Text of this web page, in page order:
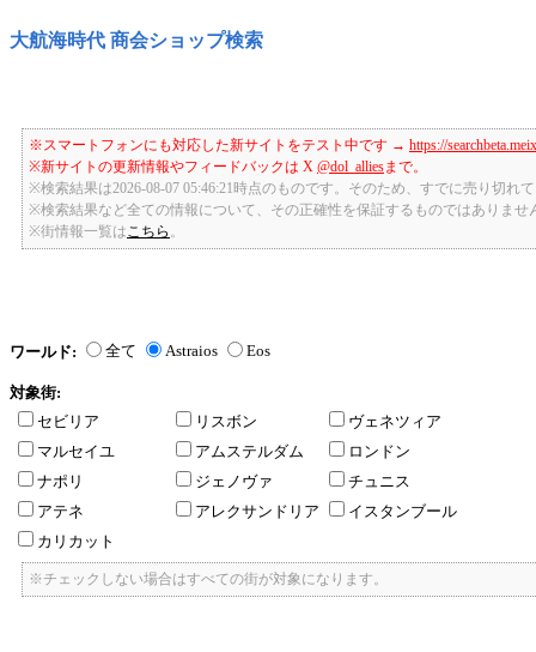
大航海時代 商会ショップ検索
※スマートフォンにも対応した新サイトをテスト中です → https://
※新サイトの更新情報やフィードバックは X @dol_alliesまで。
※検索結果は2026-08-07 05:46:21時点のものです。そのため、すでに売り切れ
※検索結果など全ての情報について、その正確性を保証するものではありませ
※街情報一覧は こちら
ワールド: 全て Astraios Eos
対象街:
セビリア
リスボン
ヴェネツィア
マルセイユ
アムステルダム
ロンドン
ナポリ
ジェノヴァ
チュニス
アテネ
アレクサンドリア
イスタンブール
カリカット
※チェックしない場合はすべての街が対象になります。